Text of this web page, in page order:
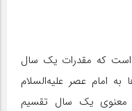
که مقدرات یک سال
امام عصر علیه‌السلام
یک سال تقسیم